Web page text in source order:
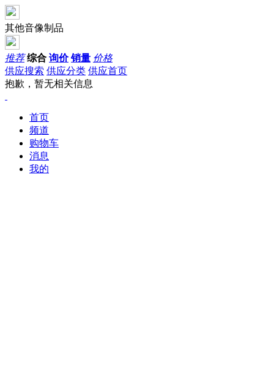
其他音像制品
推荐 综合 询价 销量 价格
供应搜索 供应分类 供应首页
抱歉，暂无相关信息
首页
频道
购物车
消息
我的